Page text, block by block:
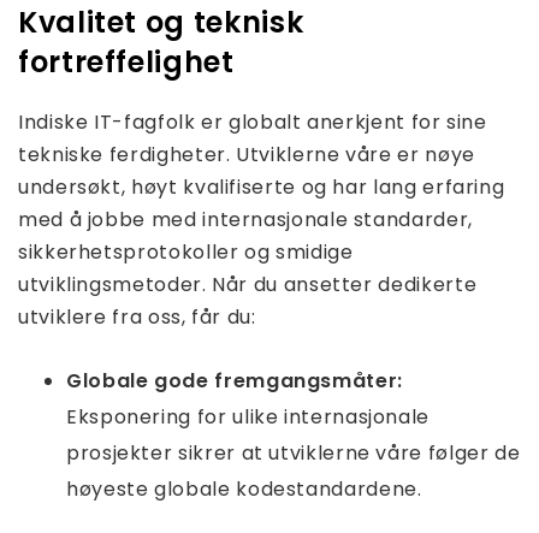
Kvalitet og teknisk
fortreffelighet
Indiske IT-fagfolk er globalt anerkjent for sine
tekniske ferdigheter. Utviklerne våre er nøye
undersøkt, høyt kvalifiserte og har lang erfaring
med å jobbe med internasjonale standarder,
sikkerhetsprotokoller og smidige
utviklingsmetoder. Når du ansetter dedikerte
utviklere fra oss, får du:
Globale gode fremgangsmåter:
Eksponering for ulike internasjonale
prosjekter sikrer at utviklerne våre følger de
høyeste globale kodestandardene.